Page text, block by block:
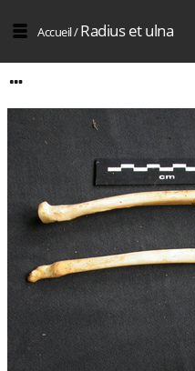
Accueil/Radius et ulna